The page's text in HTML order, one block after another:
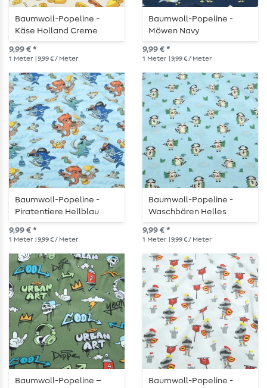
Baumwoll-Popeline -
Käse Holland Creme
9,99 € *
1 Meter | 9,99 € / Meter
Baumwoll-Popeline -
Möwen Navy
9,99 € *
1 Meter | 9,99 € / Meter
Baumwoll-Popeline -
Piratentiere Hellblau
9,99 € *
1 Meter | 9,99 € / Meter
Baumwoll-Popeline -
Waschbären Helles
Jeansblau
9,99 € *
1 Meter | 9,99 € / Meter
Baumwoll-Popeline –
Baumwoll-Popeline -